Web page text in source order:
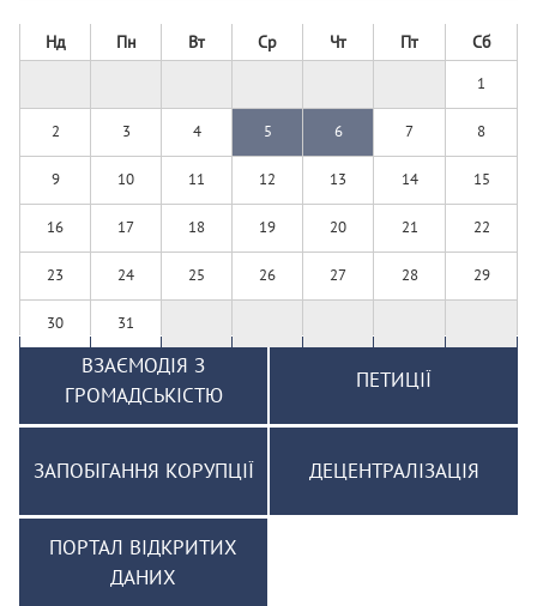
Нд Пн Вт Ср Чт Пт Сб
1
2 3 4 5 6 7 8
9 10 11 12 13 14 15
16 17 18 19 20 21 22
23 24 25 26 27 28 29
30 31
ВЗАЄМОДІЯ З
ГРОМАДСЬКІСТЮ
ПЕТИЦІЇ
ЗАПОБІГАННЯ КОРУПЦІЇ ДЕЦЕНТРАЛІЗАЦІЯ
ПОРТАЛ ВІДКРИТИХ
ДАНИХ